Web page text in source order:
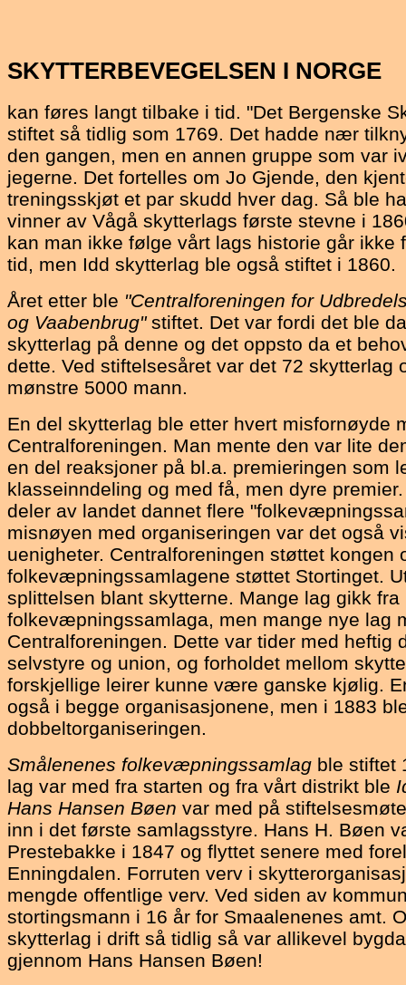
SKYTTERBEVEGELSEN I NORGE
kan føres langt tilbake i tid. "Det Bergenske
stiftet så tidlig som 1769. Det hadde nær
den gangen, men en annen gruppe som var
jegerne. Det fortelles om Jo Gjende, den
treningsskjøt et par skudd hver dag. Så ble
vinner av Vågå skytterlags første stevne i
kan man ikke følge vårt lags historie går ikke
tid, men Idd skytterlag ble også stiftet i 1860.
Året etter ble "Centralforeningen for
og Vaabenbrug"stiftet. Det var fordi det ble
skytterlag på denne og det oppsto da et
dette. Ved stiftelsesåret var det 72 skytterlag
mønstre 5000 mann.
En del skytterlag ble etter hvert misfornøyde
Centralforeningen. Man mente den var lite
en del reaksjoner på bl.a. premieringen som
klasseinndeling og med få, men dyre
deler av landet dannet flere
misnøyen med organiseringen var det også
uenigheter. Centralforeningen støttet kongen
folkevæpningssamlagene støttet Stortinget.
splittelsen blant skytterne. Mange lag gikk
folkevæpningssamlaga, men mange nye lag
Centralforeningen. Dette var tider med heftig
selvstyre og union, og forholdet mellom
forskjellige leirer kunne være ganske kjølig.
også i begge organisasjonene, men i 1883
dobbeltorganiseringen.
Smålenenes folkevæpningssamlag ble stiftet
lag var med fra starten og fra vårt distrikt ble
Hans Hansen Bøen var med på
inn i det første samlagsstyre. Hans H. Bøen
Prestebakke i 1847 og flyttet senere med
Enningdalen. Forruten verv i
mengde offentlige verv. Ved siden av
stortingsmann i 16 år for Smaalenenes amt.
skytterlag i drift så tidlig så var allikevel
gjennom Hans Hansen Bøen!